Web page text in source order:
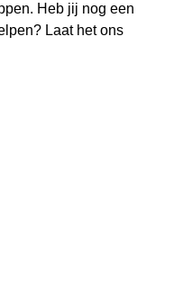
Heb jij nog een
Laat het ons